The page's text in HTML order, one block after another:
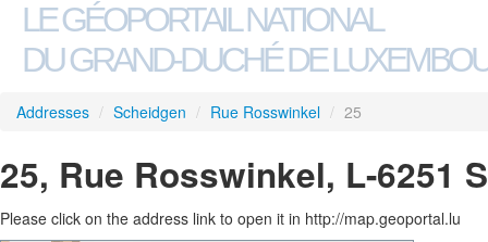
LE GÉOPORTAIL NATIONAL
DU GRAND-DUCHÉ DE
Addresses / Scheidgen / Rue Rosswinkel / 25
25, Rue Rosswinkel, L-6251
Please click on the address link to open it in http://map.geoportal.lu